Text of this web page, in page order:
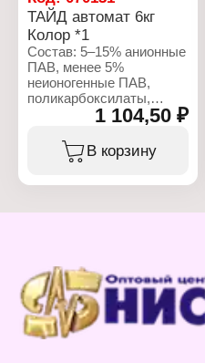
ТАЙД автомат 6кг
Колор *1
Состав: 5–15% анионные
ПАВ, менее 5%
неионогенные ПАВ,
поликарбоксилаты,
добавки, линалоол.
Название: Color Аква-
пудра
Тип белья: для цветного
белья
Тип стирки: машинная
1 104,50 ₽
В корзину